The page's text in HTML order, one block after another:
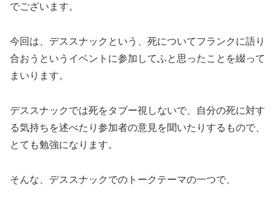
でございます。
今回は、デススナックという、死についてフランクに語り
合おうというイベントに参加してふと思ったことを綴って
まいります。
デススナックでは死をタブー視しないで、自分の死に対す
る気持ちを述べたり参加者の意見を聞いたりするもので、
とても勉強になります。
そんな、デススナックでのトークテーマの一つで、